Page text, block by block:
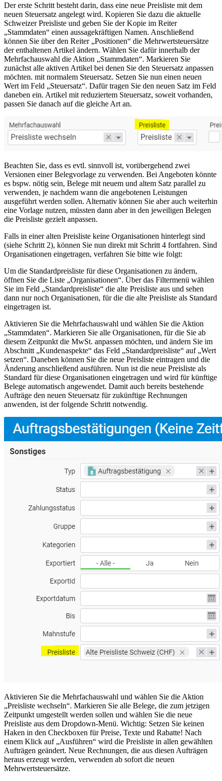
Der erste Schritt besteht darin, dass eine neue Preisliste mit dem
neuen Steuersatz angelegt wird. Kopieren Sie dazu die aktuelle
Schweizer Preisliste und geben Sie der Kopie im Reiter
„Stammdaten“ einen aussagekräftigen Namen. Anschließend
können Sie über den Reiter „Positionen“ die Mehrwertsteuersätze
der enthaltenen Artikel ändern. Wählen Sie dafür innerhalb der
Mehrfachauswahl die Aktion „Stammdaten“. Markieren Sie
zunächst alle aktiven Artikel bei denen Sie den Steuersatz anpassen
möchten. mit normalem Steuersatz. Setzen Sie nun einen neuen
Wert im Feld „Steuersatz“. Dafür tragen Sie den neuen Satz im Feld
daneben ein. Artikel mit reduziertem Steuersatz, soweit vorhanden,
passen Sie danach auf die gleiche Art an.
Beachten Sie, dass es evtl. sinnvoll ist, vorübergehend zwei
Versionen einer Belegvorlage zu verwenden. Bei Angeboten könnte
es bspw. nötig sein, Belege mit neuem und altem Satz parallel zu
verwenden, je nachdem wann die angebotenen Leistungen
ausgeführt werden sollen. Alternativ können Sie aber auch weiterhin
eine Vorlage nutzen, müssten dann aber in den jeweiligen Belegen
die Preisliste gezielt anpassen.
Falls in einer alten Preisliste keine Organisationen hinterlegt sind
(siehe Schritt 2), können Sie nun direkt mit Schritt 4 fortfahren. Sind
Organisationen eingetragen, verfahren Sie bitte wie folgt:
Um die Standardpreisliste für diese Organisationen zu ändern,
öffnen Sie die Liste „Organisationen“. Über das Filtermenü wählen
Sie im Feld „Standardpreisliste“ die alte Preisliste aus und sehen
dann nur noch Organisationen, für die die alte Preisliste als Standard
eingetragen ist.
Aktivieren Sie die Mehrfachauswahl und wählen Sie die Aktion
„Stammdaten“. Markieren Sie alle Organisationen, für die Sie ab
diesem Zeitpunkt die MwSt. anpassen möchten, und ändern Sie im
Abschnitt „Kundenaspekte“ das Feld „Standardpreisliste“ auf „Wert
setzen“. Daneben können Sie die neue Preisliste eintragen und die
Änderung anschließend ausführen. Nun ist die neue Preisliste als
Standard für diese Organisationen eingetragen und wird für künftige
Belege automatisch angewendet. Damit auch bereits bestehende
Aufträge den neuen Steuersatz für zukünftige Rechnungen
anwenden, ist der folgende Schritt notwendig.
Aktivieren Sie die Mehrfachauswahl und wählen Sie die Aktion
„Preisliste wechseln“. Markieren Sie alle Belege, die zum jetzigen
Zeitpunkt umgestellt werden sollen und wählen Sie die neue
Preisliste aus dem Dropdown-Menü. Wichtig: Setzen Sie keinen
Haken in den Checkboxen für Preise, Texte und Rabatte! Nach
einem Klick auf „Ausführen“ wird die Preisliste in allen gewählten
Aufträgen geändert. Neue Rechnungen, die aus diesen Aufträgen
heraus erzeugt werden, verwenden ab sofort die neuen
Mehrwertsteuersätze.